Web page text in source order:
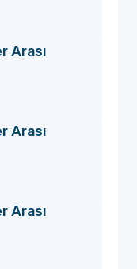
Arası
Arası
Arası